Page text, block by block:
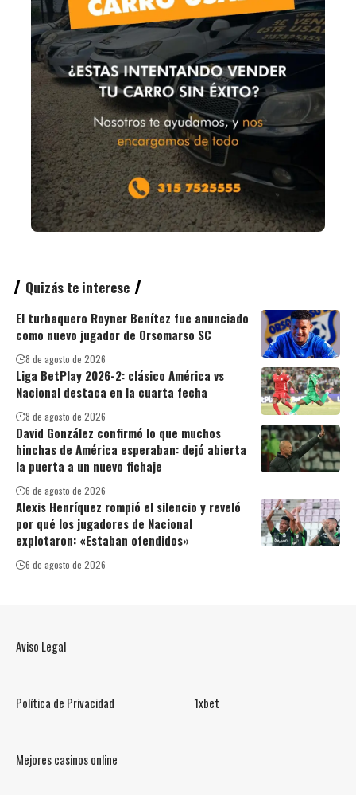
Quizás te interese
El turbaquero Royner Benítez fue anunciado
como nuevo jugador de Orsomarso SC
8 de agosto de 2026
Liga BetPlay 2026-2: clásico América vs
Nacional destaca en la cuarta fecha
8 de agosto de 2026
David González confirmó lo que muchos
hinchas de América esperaban: dejó abierta
la puerta a un nuevo fichaje
6 de agosto de 2026
Alexis Henríquez rompió el silencio y reveló
por qué los jugadores de Nacional
explotaron: «Estaban ofendidos»
6 de agosto de 2026
Aviso Legal
Política de Privacidad 1xbet
Mejores casinos online